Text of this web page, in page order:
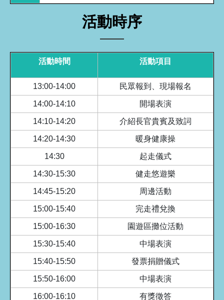
活動時序
活動時間 活動項目
13:00-14:00 民眾報到、現場報名
14:00-14:10 開場表演
14:10-14:20 介紹長官貴賓及致詞
14:20-14:30 暖身健康操
14:30 起走儀式
14:30-15:30 健走悠遊樂
14:45-15:20 周邊活動
15:00-15:40 完走禮兌換
15:00-16:30 園遊區攤位活動
15:30-15:40 中場表演
15:40-15:50 發票捐贈儀式
15:50-16:00 中場表演
16:00-16:10 有獎徵答